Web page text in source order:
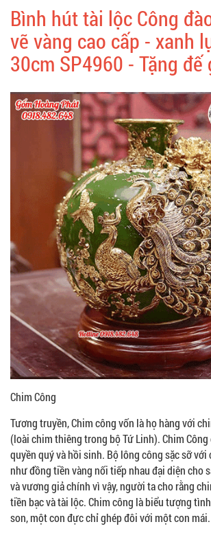
Bình hút tài lộc Công
vẽ vàng cao cấp - xanh
30cm SP4960 - Tặng đế
Chim Công
Tương truyền, Chim công vốn là họ hàng với
(loài chim thiêng trong bộ Tứ Linh). Chim
quyền quý và hồi sinh. Bộ lông công sặc sỡ với
như đồng tiền vàng nối tiếp nhau đại diện cho
và vương giả chính vì vậy, người ta cho rằng
tiền bạc và tài lộc. Chim công là biểu tượng
son, một con đực chỉ ghép đôi với một con mái.